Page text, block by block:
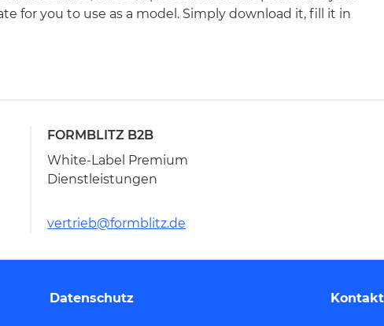
for you to use as a model. Simply download it, fill it in
FORMBLITZ B2B
White-Label Premium
Dienstleistungen
vertrieb@formblitz.de
Datenschutz Kontakt